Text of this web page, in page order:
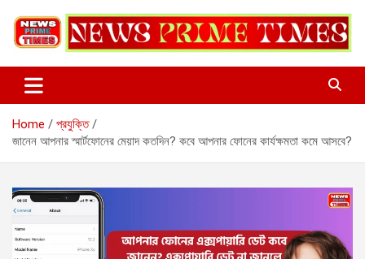
content
Home
প্রযুক্তি
জানেন আপনার স্মার্টফোনের মেয়াদ কতদিন? কবে আপনার ফোনের কার্যক্ষমতা কমে আসবে?